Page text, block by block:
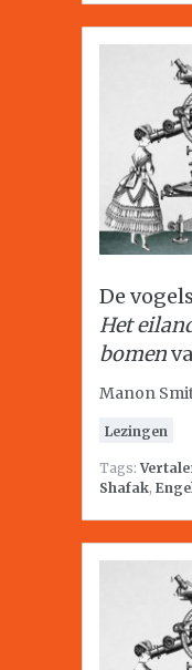
De
Het
bomen
Manon
Lezingen
Tags:
Shafak,